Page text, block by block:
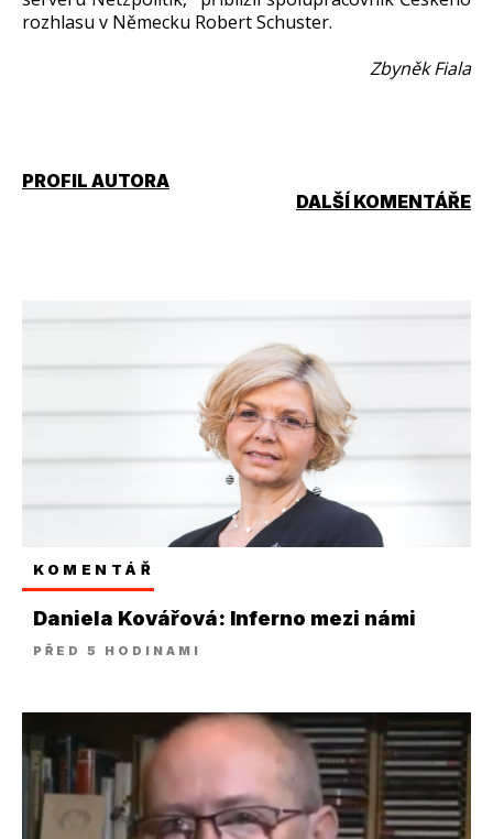
rozhlasu v Německu Robert Schuster.
Zbyněk Fiala
PROFIL AUTORA
DALŠÍ KOMENTÁŘE
KOMENTÁŘ
Daniela Kovářová: Inferno mezi námi
PŘED 5 HODINAMI